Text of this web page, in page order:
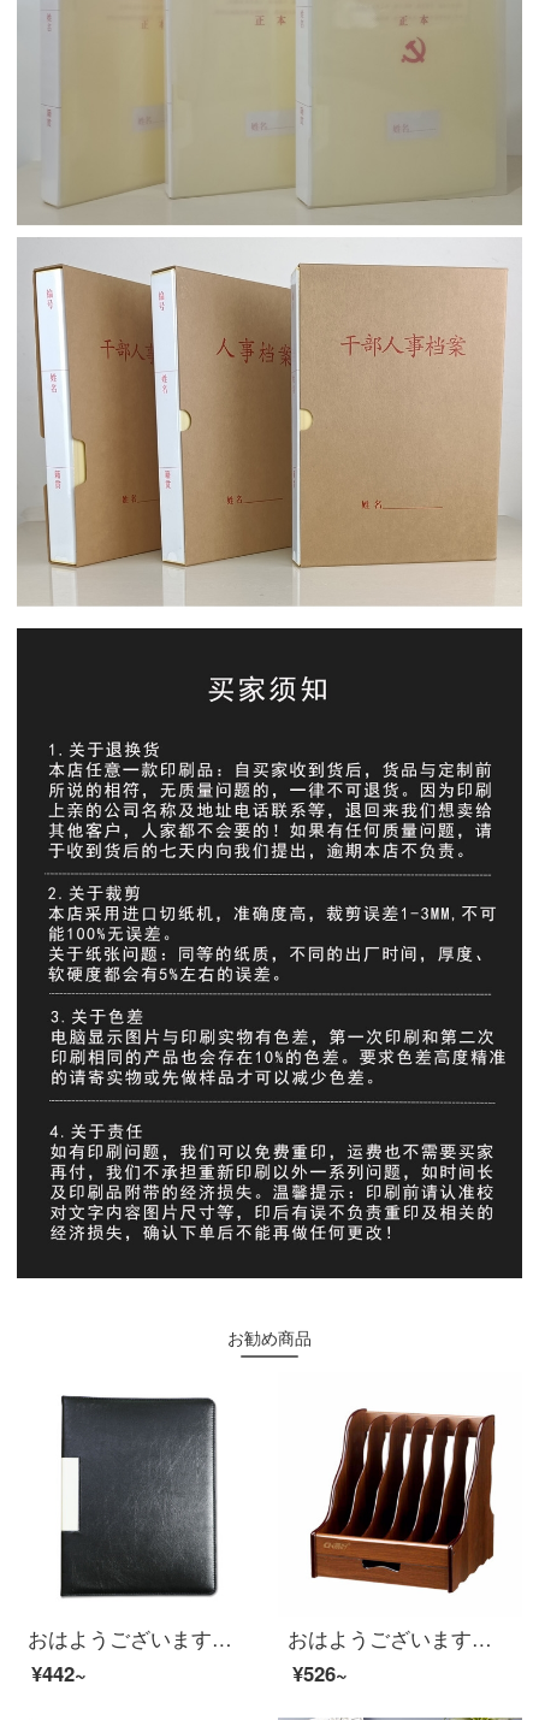
お勧め商品
おはようございます。A 480ページのコピー用のルーズリーフの書類のフォルダのページに革の楽譜を挟んで黒い色を挟みます。
¥442~
おはようございます。7106オフィス文書欄、木質ファイル棚、収納棚、資料棚の六段です。
¥526~